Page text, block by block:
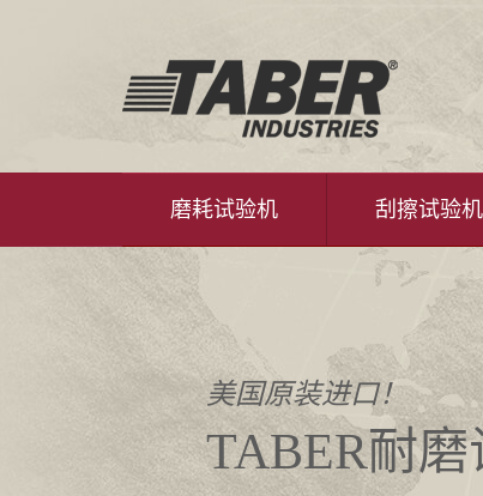
磨耗试验机 刮擦试验机
美国原装进口！
TABER耐